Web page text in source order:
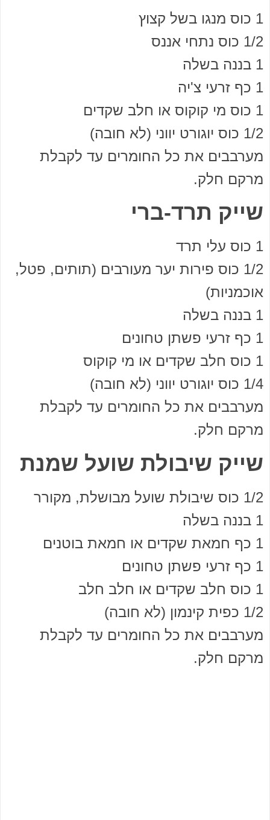
1 כוס מנגו בשל קצוץ
1/2 כוס נתחי אננס
1 בננה בשלה
1 כף זרעי צ'יה
1 כוס מי קוקוס או חלב שקדים
1/2 כוס יוגורט יווני (לא חובה)
מערבבים את כל החומרים עד לקבלת
מרקם חלק.
שייק תרד-ברי
1 כוס עלי תרד
1/2 כוס פירות יער מעורבים (תותים, פטל,
אוכמניות)
1 בננה בשלה
1 כף זרעי פשתן טחונים
1 כוס חלב שקדים או מי קוקוס
1/4 כוס יוגורט יווני (לא חובה)
מערבבים את כל החומרים עד לקבלת
מרקם חלק.
שייק שיבולת שועל שמנת
1/2 כוס שיבולת שועל מבושלת, מקורר
1 בננה בשלה
1 כף חמאת שקדים או חמאת בוטנים
1 כף זרעי פשתן טחונים
1 כוס חלב שקדים או חלב חלב
1/2 כפית קינמון (לא חובה)
מערבבים את כל החומרים עד לקבלת
מרקם חלק.